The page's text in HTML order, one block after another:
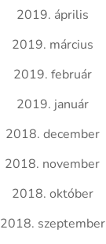
2019. április
2019. március
2019. február
2019. január
2018. december
2018. november
2018. október
2018. szeptember